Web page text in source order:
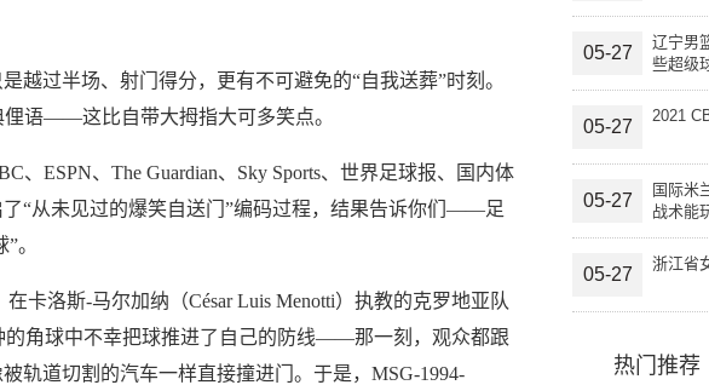
越过半场、射门得分，更有不可避免的“自我送葬”时刻。
俚语——这比自带大拇指大可多笑点。
ESPN、The Guardian、Sky Sports、世界足球报、国内体
“从未见过的爆笑自送门”编码过程，结果告诉你们——足
。
卡洛斯-马尔加纳（César Luis Menotti）执教的克罗地亚队
的角球中不幸把球推进了自己的防线——那一刻，观众都跟
轨道切割的汽车一样直接撞进门。于是，MSG-1994-
05-27
辽宁男
些超级
05-27
2021
05-27
国际米
战术能
05-27
浙江省
热门推荐